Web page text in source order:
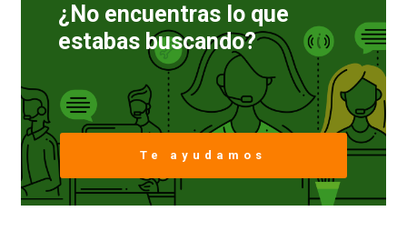
¿No encuentras lo que
estabas buscando?
Te ayudamos
FORMAS DE PAGO
CONDICIONES